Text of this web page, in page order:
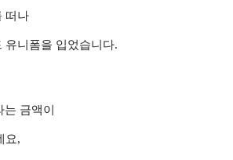
떠나
유니폼을 입었습니다.
금액이
요,